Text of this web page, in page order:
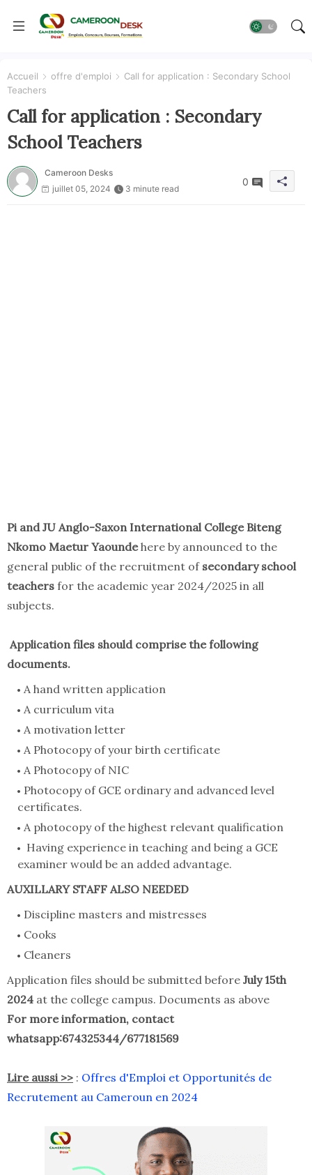
Accueil offre d'emploi
Call for application : Secondary School
Teachers
Call for application : Secondary
School Teachers
Cameroon Desks
juillet 05, 2024
3 minute read
0
Pi and JU Anglo-Saxon International College Biteng
Nkomo Maetur Yaoundehere by announced to the
general public of the recruitment ofsecondary school
teachers for the academic year 2024/2025 in all
subjects.
Application files should comprise the following
documents.
A hand written application
A curriculum vita
A motivation letter
A Photocopy of your birth certificate
A Photocopy of NIC
Photocopy of GCE ordinary and advanced level
certificates.
A photocopy of the highest relevant qualification
Having experience in teaching and being a GCE
examiner would be an added advantage.
AUXILLARY STAFF ALSO NEEDED
Discipline masters and mistresses
Cooks
Cleaners
Application files should be submitted before July 15th
2024 at the college campus. Documents as above
For more information, contact
whatsapp:674325344/677181569
Lire aussi >> : Offres d'Emploi et Opportunités de
Recrutement au Cameroun en 2024